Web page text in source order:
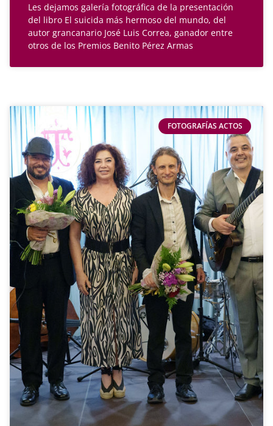
Les dejamos galería fotográfica de la presentación
del libro El suicida más hermoso del mundo, del
autor grancanario José Luis Correa, ganador entre
otros de los Premios Benito Pérez Armas
FOTOGRAFÍAS ACTOS